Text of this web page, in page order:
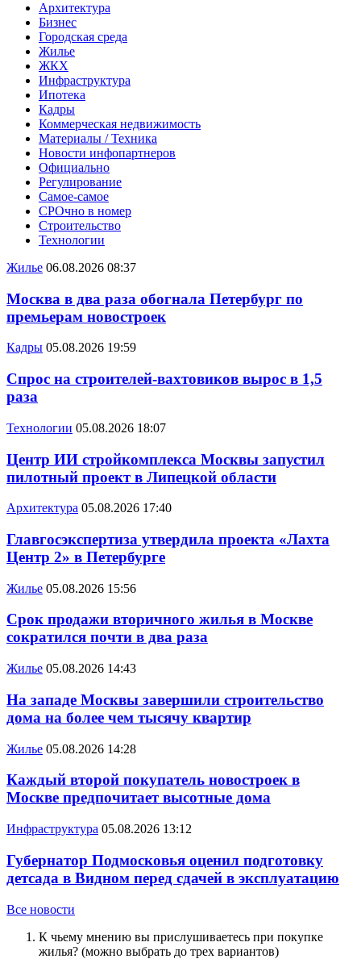
Архитектура
Бизнес
Городская среда
Жилье
ЖКХ
Инфраструктура
Ипотека
Кадры
Коммерческая недвижимость
Материалы / Техника
Новости инфопартнеров
Официально
Регулирование
Самое-самое
СРОчно в номер
Строительство
Технологии
Жилье 06.08.2026 08:37
Москва в два раза обогнала Петербург по
премьерам новостроек
Кадры 05.08.2026 19:59
Спрос на строителей-вахтовиков вырос в 1,5
раза
Технологии 05.08.2026 18:07
Центр ИИ стройкомплекса Москвы запустил
пилотный проект в Липецкой области
Архитектура 05.08.2026 17:40
Главгосэкспертиза утвердила проекта «Лахта
Центр 2» в Петербурге
Жилье 05.08.2026 15:56
Срок продажи вторичного жилья в Москве
сократился почти в два раза
Жилье 05.08.2026 14:43
На западе Москвы завершили строительство
дома на более чем тысячу квартир
Жилье 05.08.2026 14:28
Каждый второй покупатель новостроек в
Москве предпочитает высотные дома
Инфраструктура 05.08.2026 13:12
Губернатор Подмосковья оценил подготовку
детсада в Видном перед сдачей в эксплуатацию
Все новости
К чьему мнению вы прислушиваетесь при покупке
жилья? (можно выбрать до трех вариантов)